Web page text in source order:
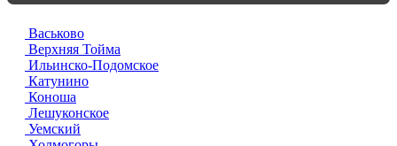
Васьково
Верхняя Тойма
Ильинско-Подомское
Катунино
Коноша
Лешуконское
Уемский